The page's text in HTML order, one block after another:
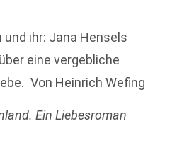
und ihr: Jana Hensels
über eine vergebliche
Von Heinrich Wefing
Ein Liebesroman